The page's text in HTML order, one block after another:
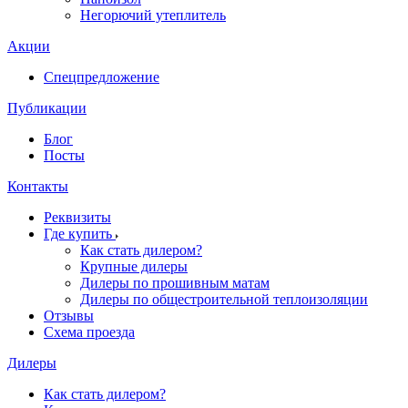
Негорючий утеплитель
Акции
Спецпредложение
Публикации
Блог
Посты
Контакты
Реквизиты
Где купить
Как стать дилером?
Крупные дилеры
Дилеры по прошивным матам
Дилеры по общестроительной теплоизоляции
Отзывы
Схема проезда
Дилеры
Как стать дилером?